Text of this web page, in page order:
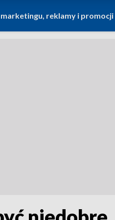
marketingu, reklamy i promocji